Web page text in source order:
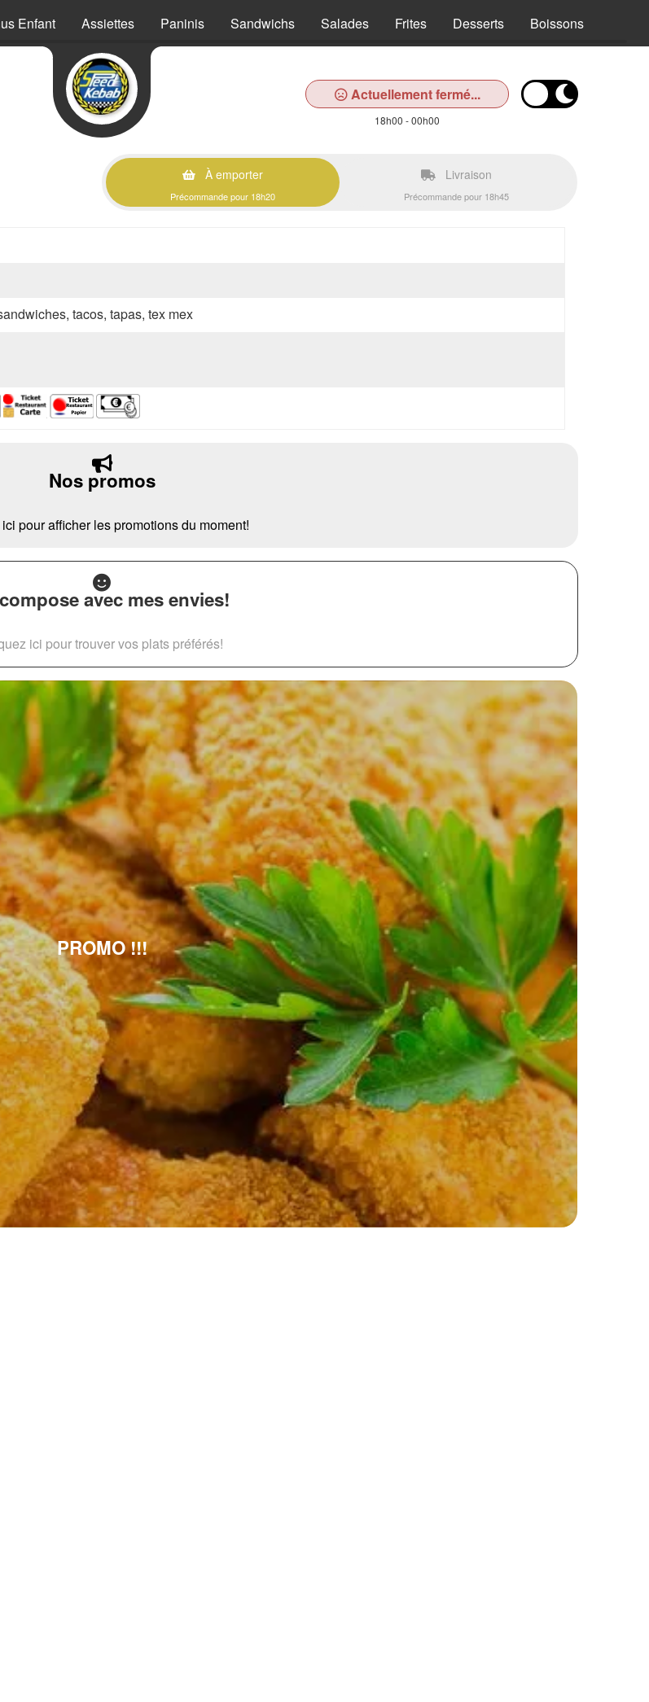
Enfant Assiettes Paninis Sandwichs Salades Frites Desserts Boissons
Actuellement fermé...
18h00 - 00h00
À emporter
Précommande pour 18h20
Livraison
Précommande pour 18h45
tacos, tapas, tex mex
Nos promos
pour afficher les promotions du moment!
avec mes envies!
ici pour trouver vos plats préférés!
PROMO !!!